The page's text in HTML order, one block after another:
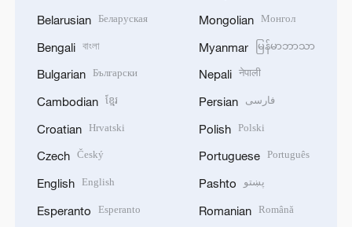
Belarusian Беларуская
Bengali বাংলা
Bulgarian Български
Cambodian ខ្មែរ
Croatian Hrvatski
Czech Český
English English
Esperanto Esperanto
Mongolian Монгол
Myanmar မြန်မာဘာသာ
Nepali नेपाली
Persian فارسی
Polish Polski
Portuguese Português
Pashto پښتو
Romanian Română